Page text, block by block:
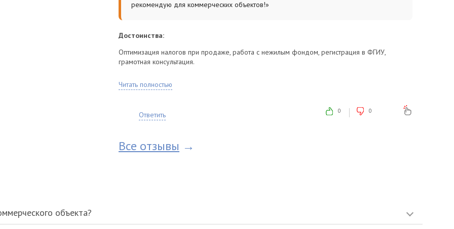
рекомендую для коммерческих объектов!»
Достоинства:
Оптимизация налогов при продаже, работа с нежилым фондом, регистрация в ФГИУ,
грамотная консультация.
Читать полностью
Ответить 0 0
Все отзывы →
объекта?